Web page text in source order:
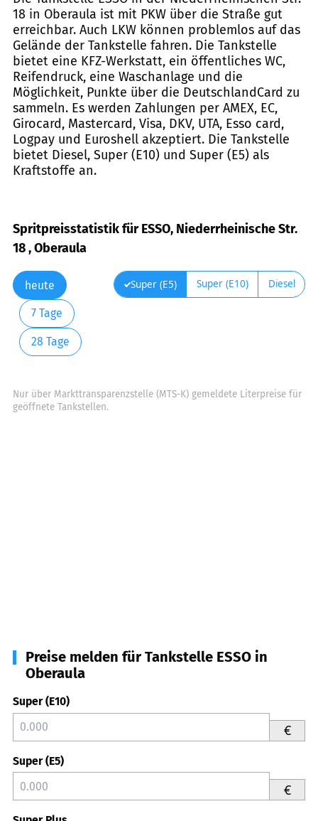
18 in Oberaula ist mit PKW über die Straße gut
erreichbar. Auch LKW können problemlos auf das
Gelände der Tankstelle fahren. Die Tankstelle
bietet eine KFZ-Werkstatt, ein öffentliches WC,
Reifendruck, eine Waschanlage und die
Möglichkeit, Punkte über die DeutschlandCard zu
sammeln. Es werden Zahlungen per AMEX, EC,
Girocard, Mastercard, Visa, DKV, UTA, Esso card,
Logpay und Euroshell akzeptiert. Die Tankstelle
bietet Diesel, Super (E10) und Super (E5) als
Kraftstoffe an.
Spritpreisstatistik für ESSO, Niederrheinische Str.
18 , Oberaula
heute
7 Tage
28 Tage
Super (E5) Super (E10) Diesel
Nur über Markttransparenzstelle (MTS-K) gemeldete Literpreise für
geöffnete Tankstellen.
Preise melden für Tankstelle ESSO in
Oberaula
Super (E10)
€
Super (E5)
€